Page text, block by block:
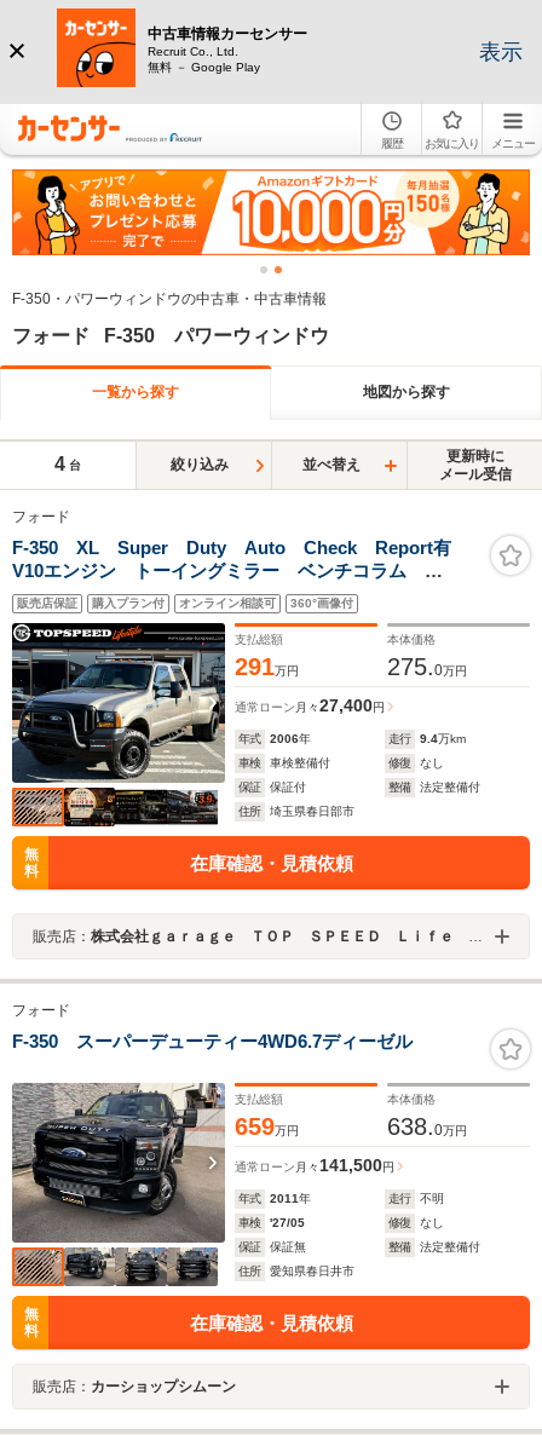
中古車情報カーセンサー
Recruit Co., Ltd.
無料 － Google Play
表示
履歴 お気に入り メニュー
F-350・パワーウィンドウの中古車・中古車情報
フォード F-350 パワーウィンドウ
一覧から探す 地図から探す
4 台 絞り込み 並べ替え
更新時に
メール受信
フォード
F-350 XL Super Duty Auto Check Report有
V10エンジン トーイングミラー ベンチコラム
4WD カーゴフェイス 煙突マフラー シート張替 デ
ィユーリーマーカー ヒッチメンバー バックカメラ
ETC Bluetooth
販売店保証 購入プラン付 オンライン相談可 360°画像付
支払総額
291万円
本体価格
275.0万円
通常ローン 月々27,400円
年式 2006年 走行 9.4万km
車検
車検整備付 修復
なし
保証
保証付 整備
法定整備付
住所
埼玉県春日部市
無
料
在庫確認・見積依頼
販売店： 株式会社ｇａｒａｇｅ ＴＯＰ ＳＰＥＥＤ Ｌｉｆｅ Ｓｔｙｌｅ
フォード
F-350 スーパーデューティー4WD6.7ディーゼル
支払総額
659万円
本体価格
638.0万円
通常ローン 月々141,500円
年式 2011年 走行
不明
車検
'27/05 修復
なし
保証
保証無 整備
法定整備付
住所
愛知県春日井市
無
料
在庫確認・見積依頼
販売店： カーショップシムーン